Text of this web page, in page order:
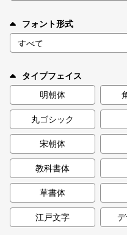
キャンペーン一覧
カート 0
マイページ
お気に入り
ご利用ガイド
フォント形式
タイプフェイス
明朝体
丸ゴシック
宋朝体
教科書体
草書体
江戸文字